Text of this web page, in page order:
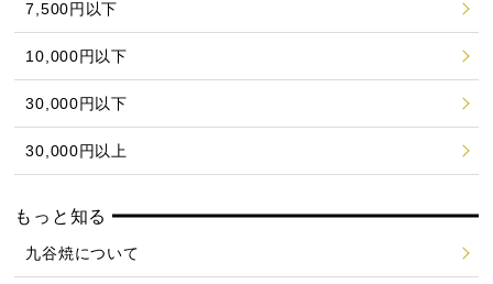
7,500円以下
10,000円以下
30,000円以下
30,000円以上
もっと知る
九谷焼について